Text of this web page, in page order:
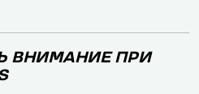
ВНИМАНИЕ ПРИ